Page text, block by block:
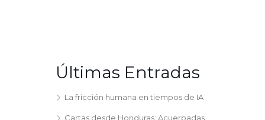
Últimas Entradas
La fricción humana en tiempos de IA
Cartas desde Honduras: Acuerpadas